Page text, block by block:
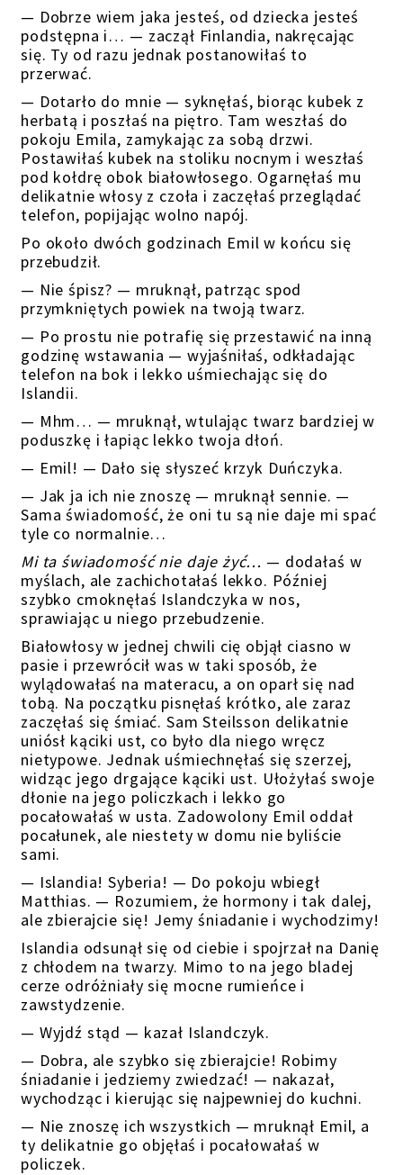
— Dobrze wiem jaka jesteś, od dziecka jesteś
podstępna i… — zaczął Finlandia, nakręcając
się. Ty od razu jednak postanowiłaś to
przerwać.
— Dotarło do mnie — syknęłaś, biorąc kubek z
herbatą i poszłaś na piętro. Tam weszłaś do
pokoju Emila, zamykając za sobą drzwi.
Postawiłaś kubek na stoliku nocnym i weszłaś
pod kołdrę obok białowłosego. Ogarnęłaś mu
delikatnie włosy z czoła i zaczęłaś przeglądać
telefon, popijając wolno napój.
Po około dwóch godzinach Emil w końcu się
przebudził.
— Nie śpisz? — mruknął, patrząc spod
przymkniętych powiek na twoją twarz.
— Po prostu nie potrafię się przestawić na inną
godzinę wstawania — wyjaśniłaś, odkładając
telefon na bok i lekko uśmiechając się do
Islandii.
— Mhm… — mruknął, wtulając twarz bardziej w
poduszkę i łapiąc lekko twoja dłoń.
— Emil! — Dało się słyszeć krzyk Duńczyka.
— Jak ja ich nie znoszę — mruknął sennie. —
Sama świadomość, że oni tu są nie daje mi spać
tyle co normalnie…
Mi ta świadomość nie daje żyć… — dodałaś w
myślach, ale zachichotałaś lekko. Później
szybko cmoknęłaś Islandczyka w nos,
sprawiając u niego przebudzenie.
Białowłosy w jednej chwili cię objął ciasno w
pasie i przewrócił was w taki sposób, że
wylądowałaś na materacu, a on oparł się nad
tobą. Na początku pisnęłaś krótko, ale zaraz
zaczęłaś się śmiać. Sam Steilsson delikatnie
uniósł kąciki ust, co było dla niego wręcz
nietypowe. Jednak uśmiechnęłaś się szerzej,
widząc jego drgające kąciki ust. Ułożyłaś swoje
dłonie na jego policzkach i lekko go
pocałowałaś w usta. Zadowolony Emil oddał
pocałunek, ale niestety w domu nie byliście
sami.
— Islandia! Syberia! — Do pokoju wbiegł
Matthias. — Rozumiem, że hormony i tak dalej,
ale zbierajcie się! Jemy śniadanie i wychodzimy!
Islandia odsunął się od ciebie i spojrzał na Danię
z chłodem na twarzy. Mimo to na jego bladej
cerze odróżniały się mocne rumieńce i
zawstydzenie.
— Wyjdź stąd — kazał Islandczyk.
— Dobra, ale szybko się zbierajcie! Robimy
śniadanie i jedziemy zwiedzać! — nakazał,
wychodząc i kierując się najpewniej do kuchni.
— Nie znoszę ich wszystkich — mruknął Emil, a
ty delikatnie go objęłaś i pocałowałaś w
policzek.